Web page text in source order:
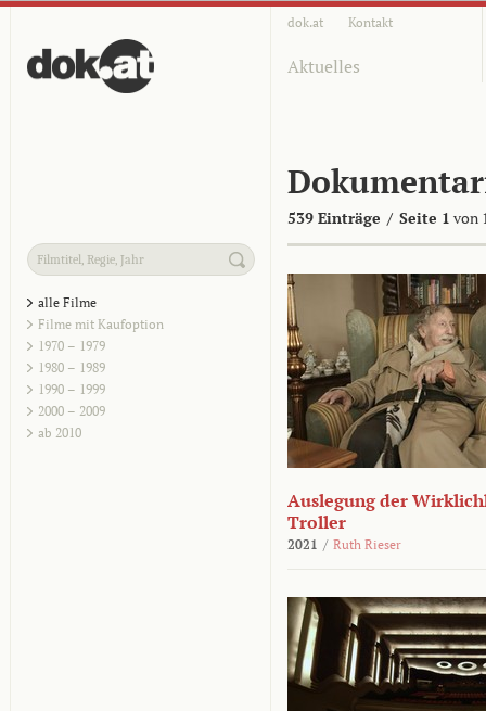
dok.at Kontakt
Aktuelles
539 Einträge / Seite 1 von
alle Filme
Filme mit Kaufoption
1970 – 1979
1980 – 1989
1990 – 1999
2000 – 2009
ab 2010
Auslegung der
Troller
2021 / Ruth Rieser